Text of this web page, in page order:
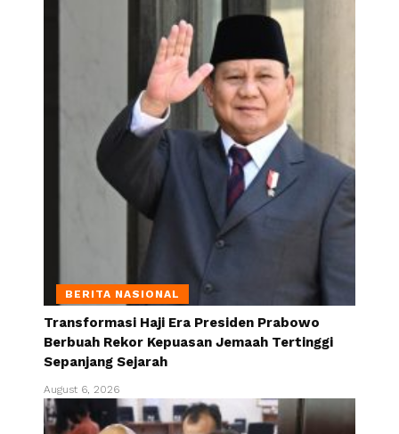
BERITA NASIONAL
Transformasi Haji Era Presiden Prabowo
Berbuah Rekor Kepuasan Jemaah Tertinggi
Sepanjang Sejarah
August 6, 2026